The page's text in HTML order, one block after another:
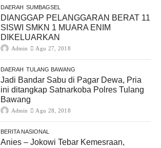
DAERAH SUMBAGSEL
DIANGGAP PELANGGARAN BERAT 11
SISWI SMKN 1 MUARA ENIM
DIKELUARKAN
Admin Agu 27, 2018
DAERAH TULANG BAWANG
Jadi Bandar Sabu di Pagar Dewa, Pria
ini ditangkap Satnarkoba Polres Tulang
Bawang
Admin Agu 28, 2018
BERITA NASIONAL
Anies – Jokowi Tebar Kemesraan,